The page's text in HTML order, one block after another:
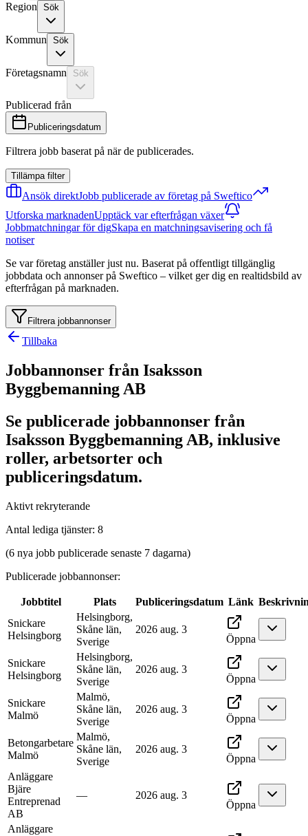
Region Sök
Kommun Sök
Företagsnamn Sök
Publicerad från
Publiceringsdatum
Filtrera jobb baserat på när de publicerades.
Tillämpa filter
Ansök direktJobb publicerade av företag på Sweftico
Utforska marknadenUpptäck var efterfrågan växer
Jobbmatchningar för digSkapa en matchningsavisering och få
notiser
Se var företag anställer just nu. Baserat på offentligt tillgänglig
jobbdata och annonser på Sweftico – vilket ger dig en realtidsbild av
efterfrågan på marknaden.
Filtrera jobbannonser
Tillbaka
Jobbannonser från Isaksson
Byggbemanning AB
Se publicerade jobbannonser från
Isaksson Byggbemanning AB, inklusive
roller, arbetsorter och
publiceringsdatum.
Aktivt rekryterande
Antal lediga tjänster: 8
(6 nya jobb publicerade senaste 7 dagarna)
Publicerade jobbannonser:
Jobbtitel Plats Publiceringsdatum Länk
Snickare
Helsingborg
Helsingborg,
Skåne län,
Sverige
2026 aug. 3
Öppna
Snickare
Helsingborg
Helsingborg,
Skåne län,
Sverige
2026 aug. 3
Öppna
Snickare
Malmö
Malmö,
Skåne län,
Sverige
2026 aug. 3
Öppna
Betongarbetare
Malmö
Malmö,
Skåne län,
Sverige
2026 aug. 3
Öppna
Anläggare
Bjäre
Entreprenad
AB
—
2026 aug. 3
Öppna
Anläggare